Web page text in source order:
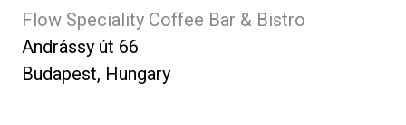
Flow Speciality Coffee Bar & Bistro
Andrássy út 66
Budapest, Hungary